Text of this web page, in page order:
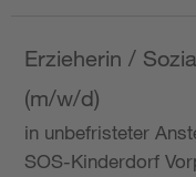
Erzieherin /
(m/w/d)
in unbefristeter
SOS-Kinderdorf